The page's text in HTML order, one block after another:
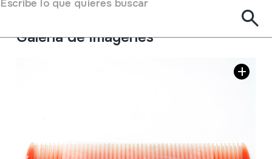
Escribe lo que quieres buscar
Membranófonos
Galería de imágenes